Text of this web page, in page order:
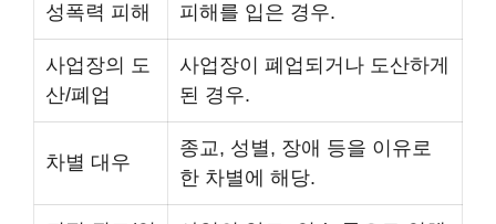
성폭력 피해
피해를 입은 경우.
사업장의 도
산/폐업
사업장이 폐업되거나 도산하게
된 경우.
차별 대우
종교, 성별, 장애 등을 이유로
한 차별에 해당.